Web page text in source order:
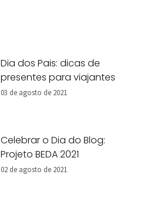
Dia dos Pais: dicas de
presentes para viajantes
03 de agosto de 2021
Celebrar o Dia do Blog:
Projeto BEDA 2021
02 de agosto de 2021